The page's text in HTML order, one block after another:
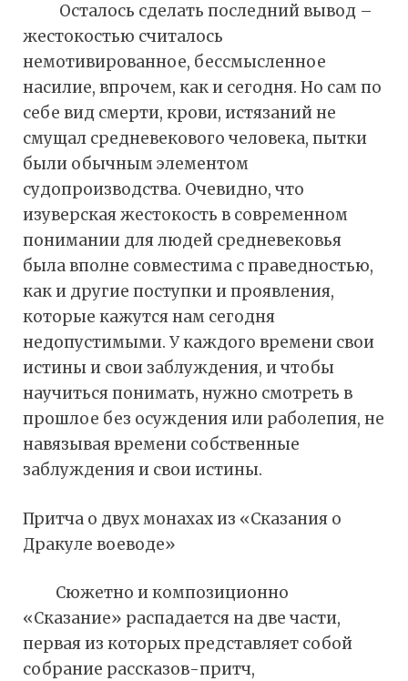
Осталось сделать последний вывод –
жестокостью считалось
немотивированное, бессмысленное
насилие, впрочем, как и сегодня. Но сам по
себе вид смерти, крови, истязаний не
смущал средневекового человека, пытки
были обычным элементом
судопроизводства. Очевидно, что
изуверская жестокость в современном
понимании для людей средневековья
была вполне совместима с праведностью,
как и другие поступки и проявления,
которые кажутся нам сегодня
недопустимыми. У каждого времени свои
истины и свои заблуждения, и чтобы
научиться понимать, нужно смотреть в
прошлое без осуждения или раболепия, не
навязывая времени собственные
заблуждения и свои истины.
Притча о двух монахах из «Сказания о
Дракуле воеводе»
Сюжетно и композиционно
«Сказание» распадается на две части,
первая из которых представляет собой
собрание рассказов-притч,